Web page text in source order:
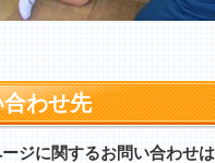
わせ先
ジに関するお問い合わせは